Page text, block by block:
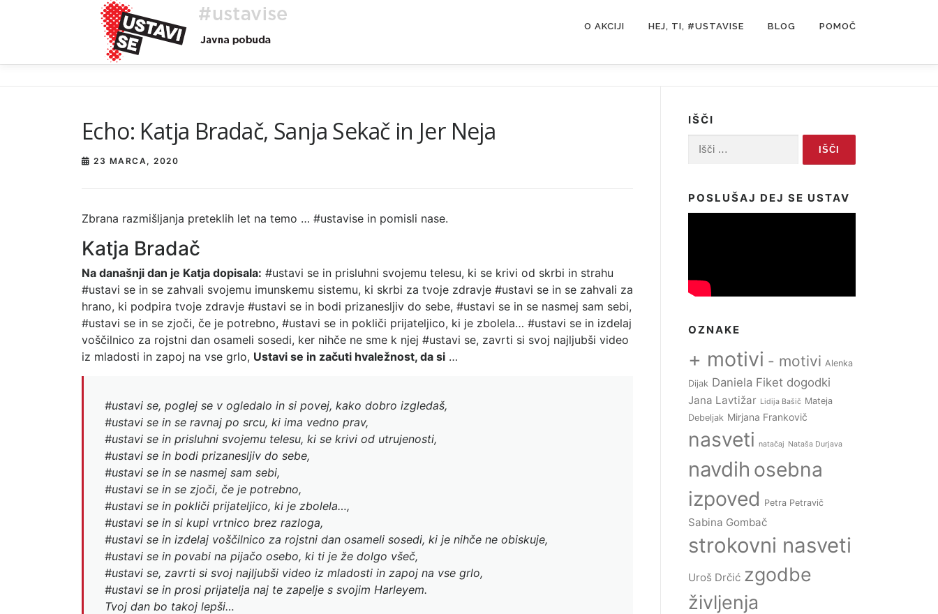
O AKCIJI HEJ, TI, #USTAVISE BLOG POMOČ
Echo: Katja Bradač, Sanja Sekač in Jer Neja
23 MARCA, 2020
Zbrana razmišljanja preteklih let na temo … #ustavise in pomisli nase.
Katja Bradač
Na današnji dan je Katja dopisala: #ustavi se in prisluhni svojemu telesu, ki se krivi od skrbi in strahu
#ustavi se in se zahvali svojemu imunskemu sistemu, ki skrbi za tvoje zdravje #ustavi se in se zahvali za
hrano, ki podpira tvoje zdravje #ustavi se in bodi prizanesljiv do sebe, #ustavi se in se nasmej sam sebi,
#ustavi se in se zjoči, če je potrebno, #ustavi se in pokliči prijateljico, ki je zbolela… #ustavi se in izdelaj
voščilnico za rojstni dan osameli sosedi, ker nihče ne sme k njej #ustavi se, zavrti si svoj najljubši video
iz mladosti in zapoj na vse grlo, Ustavi se in začuti hvaležnost, da si …
#ustavi se, poglej se v ogledalo in si povej, kako dobro izgledaš,
#ustavi se in se ravnaj po srcu, ki ima vedno prav,
#ustavi se in prisluhni svojemu telesu, ki se krivi od utrujenosti,
#ustavi se in bodi prizanesljiv do sebe,
#ustavi se in se nasmej sam sebi,
#ustavi se in se zjoči, če je potrebno,
#ustavi se in pokliči prijateljico, ki je zbolela…,
#ustavi se in si kupi vrtnico brez razloga,
#ustavi se in izdelaj voščilnico za rojstni dan osameli sosedi, ki je nihče ne obiskuje,
#ustavi se in povabi na pijačo osebo, ki ti je že dolgo všeč,
#ustavi se, zavrti si svoj najljubši video iz mladosti in zapoj na vse grlo,
#ustavi se in prosi prijatelja naj te zapelje s svojim Harleyem.
Tvoj dan bo takoj lepši…
IŠČI
Išči:
POSLUŠAJ DEJ SE USTAV
OZNAKE
+ motivi - motivi Alenka
Dijak Daniela Fiket dogodki
Jana Lavtižar Lidija Bašič Mateja
Debeljak Mirjana Frankovič
nasveti natačaj Nataša Durjava
navdih osebna
izpoved Petra Petravič
Sabina Gombač
strokovni nasveti
Uroš Drčić zgodbe
življenja